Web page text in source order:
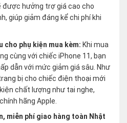
được hưởng trợ giá cao cho
giúp giảm đáng kể chi phí khi
cho phụ kiện mua kèm: Khi mua
cùng với chiếc iPhone 11, bạn
dẫn với mức giảm giá sâu. Như
bị cho chiếc điện thoại mới
chất lượng như tai nghe,
hãng Apple.
miễn phí giao hàng toàn Nhật